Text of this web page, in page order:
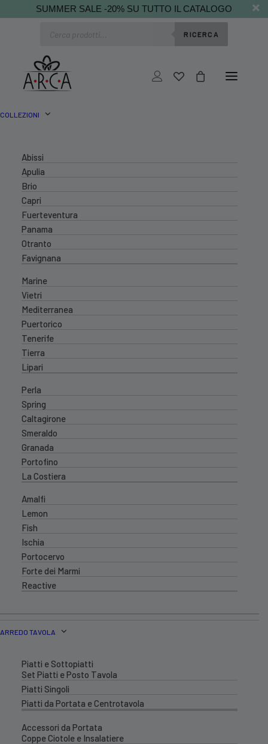
SUMMER SALE -20% SU TUTTO IL CATALOGO
RICERCA
COLLEZIONI
Abissi
Apulia
Brio
Capri
Fuerteventura
Panama
Otranto
Favignana
Marine
Vietri
Mediterranea
Puertorico
Tenerife
Tierra
Lipari
Perla
Spring
Caltagirone
Smeraldo
Granada
Portofino
La Costiera
Amalfi
Lemon
Fish
Ischia
Portocervo
Forte dei Marmi
Reactive
ARREDO TAVOLA
Piatti e Sottopiatti
Set Piatti e Posto Tavola
Piatti Singoli
Piatti da Portata e Centrotavola
Accessori da Portata
Coppe Ciotole e Insalatiere